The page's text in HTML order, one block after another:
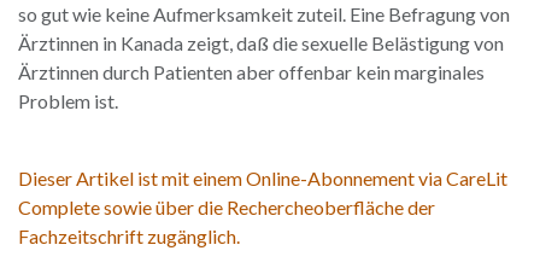
so gut wie keine Aufmerksamkeit zuteil. Eine Befragung von
Ärztinnen in Kanada zeigt, daß die sexuelle Belästigung von
Ärztinnen durch Patienten aber offenbar kein marginales
Problem ist.
Dieser Artikel ist mit einem Online-Abonnement via CareLit
Complete sowie über die Rechercheoberfläche der
Fachzeitschrift zugänglich.